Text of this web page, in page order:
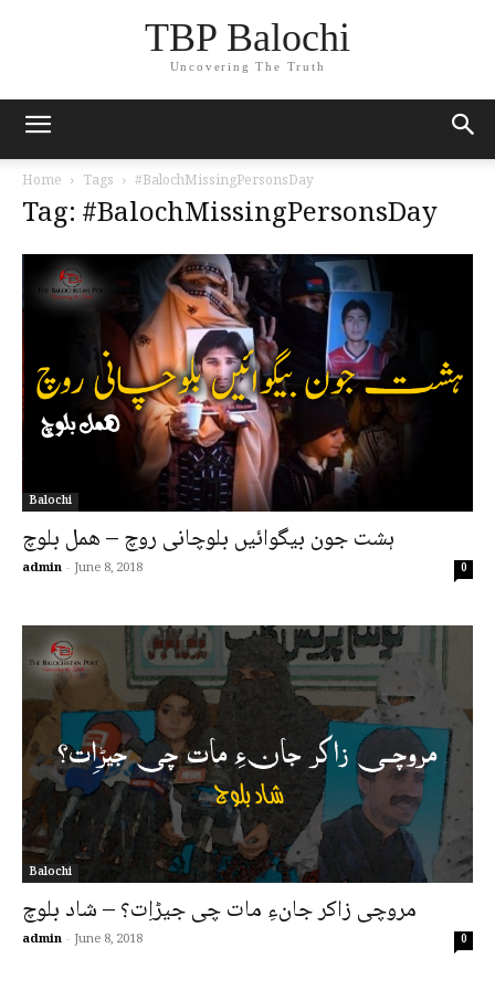
TBP Balochi
Uncovering The Truth
Home Tags #BalochMissingPersonsDay
Tag: #BalochMissingPersonsDay
Balochi
ہشت جون بیگوائیں بلوچانی روچ – ھمل بلوچ
admin - June 8, 2018 0
Balochi
مروچی زاکر جانءِ مات چی جیڑاِت؟ – شاد بلوچ
admin - June 8, 2018 0